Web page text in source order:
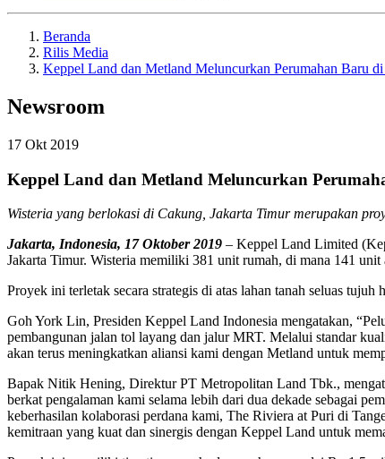
Beranda
Rilis Media
Keppel Land dan Metland Meluncurkan Perumahan Baru
Newsroom
17 Okt 2019
Keppel Land dan Metland Meluncurkan
Wisteria yang berlokasi di Cakung, Jakarta Timur merupakan
Jakarta, Indonesia, 17 Oktober 2019 – Keppel Land Limited
Jakarta Timur. Wisteria memiliki 381 unit rumah, di mana 141
Proyek ini terletak secara strategis di atas lahan tanah seluas
Goh York Lin, Presiden Keppel Land Indonesia mengatakan,
pembangunan jalan tol layang dan jalur MRT. Melalui standar
akan terus meningkatkan aliansi kami dengan Metland untuk
Bapak Nitik Hening, Direktur PT Metropolitan Land Tbk.,
berkat pengalaman kami selama lebih dari dua dekade sebagai
keberhasilan kolaborasi perdana kami, The Riviera at Puri di
kemitraan yang kuat dan sinergis dengan Keppel Land untuk